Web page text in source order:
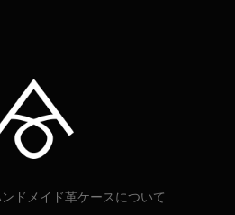
ドメイド革ケースについて